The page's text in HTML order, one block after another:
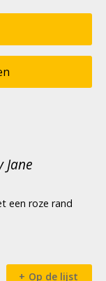
Jane
een roze rand
Op de lijst